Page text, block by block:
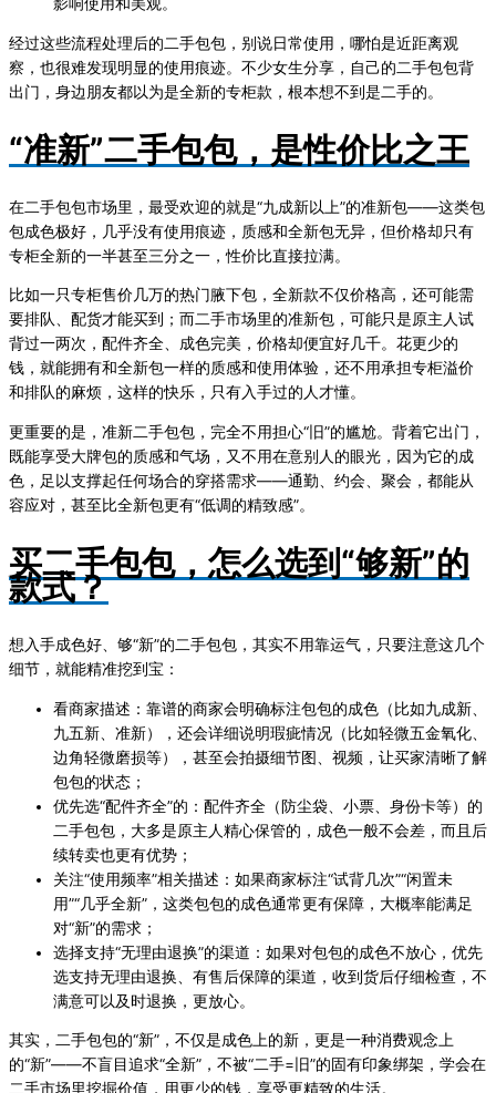
经过这些流程处理后的二手包包，别说日常使用，哪怕是近距离观
察，也很难发现明显的使用痕迹。不少女生分享，自己的二手包包背
出门，身边朋友都以为是全新的专柜款，根本想不到是二手的。
“准新”二手包包，是性价比之王
在二手包包市场里，最受欢迎的就是“九成新以上”的准新包——这类包
包成色极好，几乎没有使用痕迹，质感和全新包无异，但价格却只有
专柜全新的一半甚至三分之一，性价比直接拉满。
比如一只专柜售价几万的热门腋下包，全新款不仅价格高，还可能需
要排队、配货才能买到；而二手市场里的准新包，可能只是原主人试
背过一两次，配件齐全、成色完美，价格却便宜好几千。花更少的
钱，就能拥有和全新包一样的质感和使用体验，还不用承担专柜溢价
和排队的麻烦，这样的快乐，只有入手过的人才懂。
更重要的是，准新二手包包，完全不用担心“旧”的尴尬。背着它出门，
既能享受大牌包的质感和气场，又不用在意别人的眼光，因为它的成
色，足以支撑起任何场合的穿搭需求——通勤、约会、聚会，都能从
容应对，甚至比全新包更有“低调的精致感”。
买二手包包，怎么选到“够新”的
款式？
想入手成色好、够“新”的二手包包，其实不用靠运气，只要注意这几个
细节，就能精准挖到宝：
看商家描述：靠谱的商家会明确标注包包的成色（比如九成新、
九五新、准新），还会详细说明瑕疵情况（比如轻微五金氧化、
边角轻微磨损等），甚至会拍摄细节图、视频，让买家清晰了解
包包的状态；
优先选“配件齐全”的：配件齐全（防尘袋、小票、身份卡等）的
二手包包，大多是原主人精心保管的，成色一般不会差，而且后
续转卖也更有优势；
关注“使用频率”相关描述：如果商家标注“试背几次”“闲置未
用”“几乎全新”，这类包包的成色通常更有保障，大概率能满足
对“新”的需求；
选择支持“无理由退换”的渠道：如果对包包的成色不放心，优先
选支持无理由退换、有售后保障的渠道，收到货后仔细检查，不
满意可以及时退换，更放心。
其实，二手包包的“新”，不仅是成色上的新，更是一种消费观念上
的“新”——不盲目追求“全新”，不被“二手=旧”的固有印象绑架，学会在
二手市场里挖掘价值，用更少的钱，享受更精致的生活。